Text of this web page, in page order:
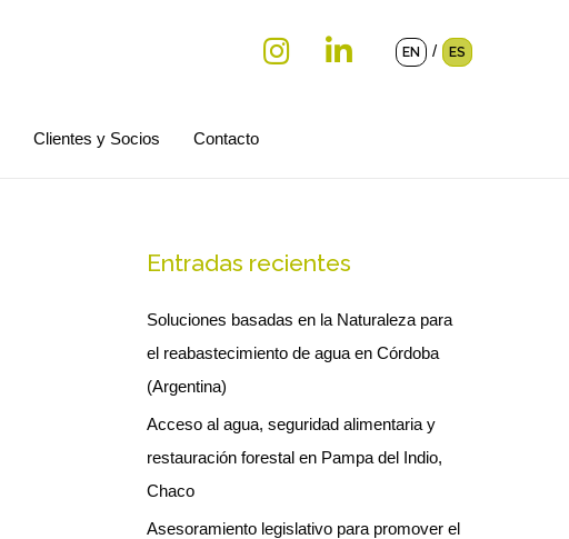
EN / ES
Clientes y Socios Contacto
Entradas recientes
Soluciones basadas en la Naturaleza para
el reabastecimiento de agua en Córdoba
(Argentina)
Acceso al agua, seguridad alimentaria y
restauración forestal en Pampa del Indio,
Chaco
Asesoramiento legislativo para promover el